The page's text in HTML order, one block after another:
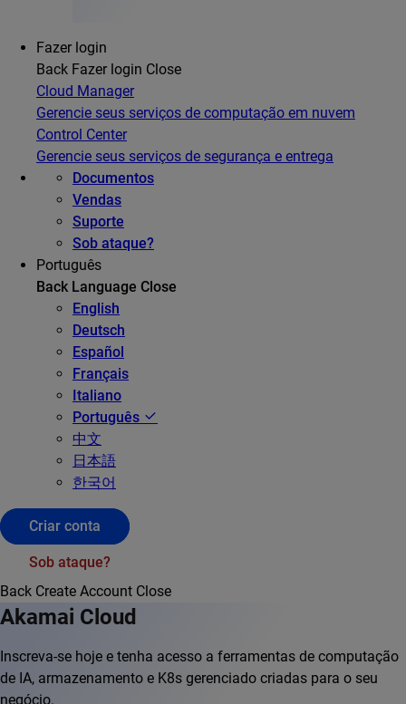
Fazer login
Back Fazer login Close
Cloud Manager
Gerencie seus serviços de computação em nuvem
Control Center
Gerencie seus serviços de segurança e entrega
Documentos
Vendas
Suporte
Sob ataque?
Português
Back Language Close
English
Deutsch
Español
Français
Italiano
Português
中文
日本語
한국어
Criar conta
Sob ataque?
Back Create Account Close
Akamai Cloud
Inscreva-se hoje e tenha acesso a ferramentas de computação
de IA, armazenamento e K8s gerenciado criadas para o seu
negócio.